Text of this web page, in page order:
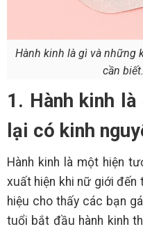
Hành kinh là gì và những
cần
1. Hành kinh
lại có kinh
Hành kinh là một hiện
xuất hiện khi nữ giới đến
hiệu cho thấy các bạn
tuổi bắt đầu hành kinh